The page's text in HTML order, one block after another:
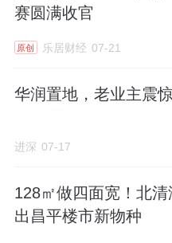
赛圆满收官
原创 乐居财经 07-21
华润置地，老业主震
进深 07-17
128㎡做四面宽！北清
出昌平楼市新物种